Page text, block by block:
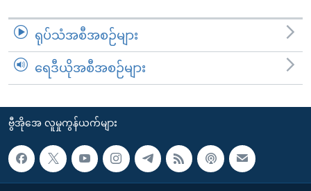
ရုပ်သံအစီအစဉ်များ
ရေဒီယိုအစီအစဉ်များ
ဗွီအိုအေ လူမှုကွန်ယက်များ